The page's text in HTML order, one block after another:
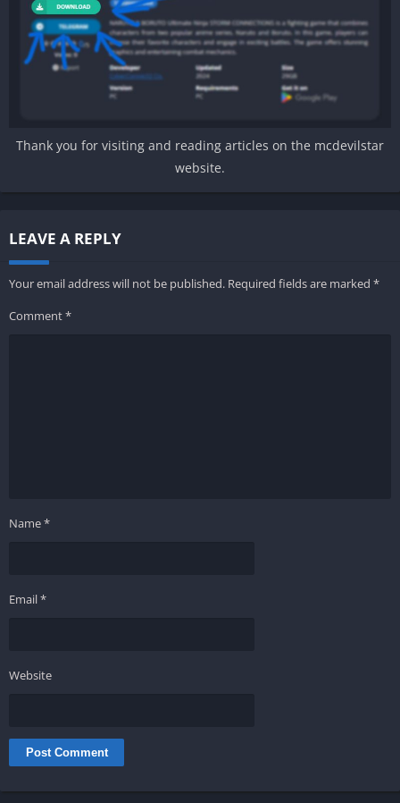
Thank you for visiting and reading articles on the mcdevilstar
website.
LEAVE A REPLY
Your email address will not be published. Required fields are marked *
Comment*
Name*
Email*
Website